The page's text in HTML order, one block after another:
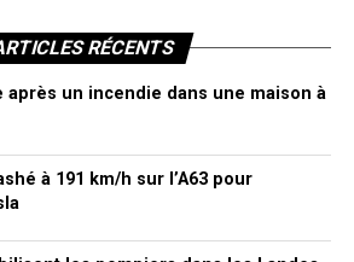
RÉCENTS
après un incendie dans une maison à
à 191 km/h sur l’A63 pour